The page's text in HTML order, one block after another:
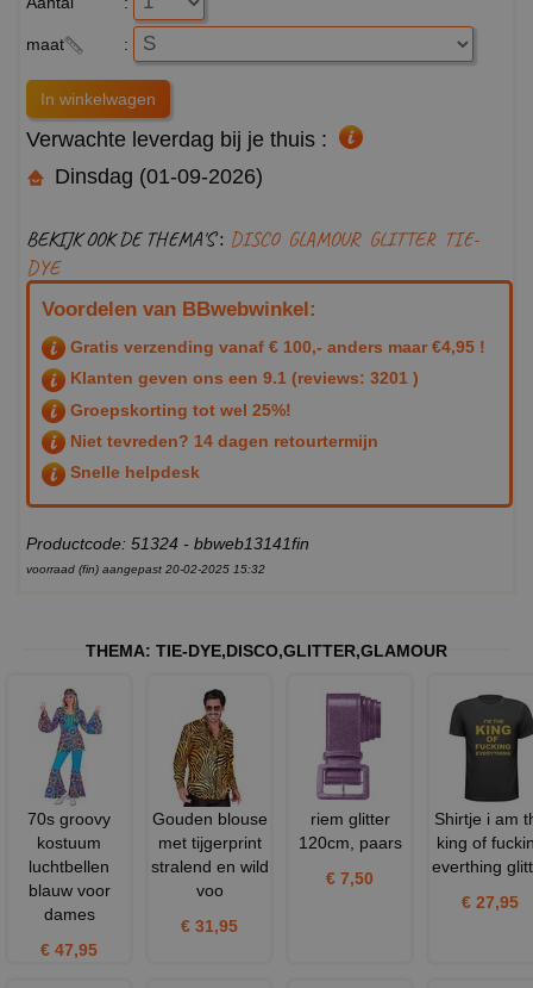
maat :
Verwachte leverdag bij je thuis :
Dinsdag (01-09-2026)
BEKIJK OOK DE THEMA'S : DISCO GLAMOUR GLITTER TIE-
DYE
Voordelen van BBwebwinkel:
Gratis verzending vanaf € 100,- anders maar €4,95 !
Klanten geven ons een 9.1 (reviews: 3201 )
Groepskorting tot wel 25%!
Niet tevreden? 14 dagen retourtermijn
Snelle helpdesk
Productcode: 51324 - bbweb13141fin
voorraad (fin) aangepast 20-02-2025 15:32
THEMA: TIE-DYE,DISCO,GLITTER,GLAMOUR
70s groovy
kostuum
luchtbellen
blauw voor
dames
€ 47,95
Gouden blouse
met tijgerprint
stralend en wild
voo
€ 31,95
riem glitter
120cm, paars
€ 7,50
Shirtje i am
king of
everthing
€ 27,95